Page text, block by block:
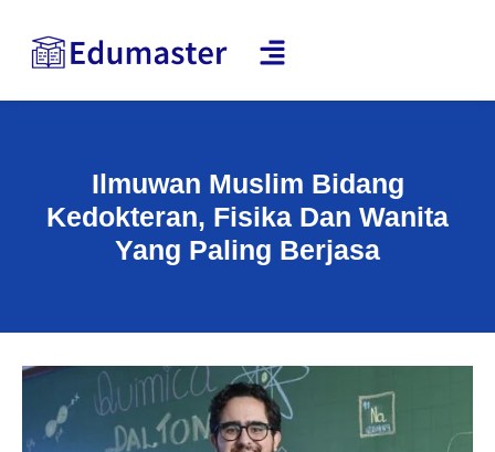
Ilmuwan Muslim Bidang
Kedokteran, Fisika Dan Wanita
Yang Paling Berjasa